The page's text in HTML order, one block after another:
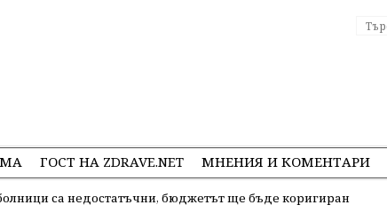
ГОСТ НА ZDRAVE.NET МНЕНИЯ И КОМЕНТАРИ
са недостатъчни, бюджетът ще бъде коригиран